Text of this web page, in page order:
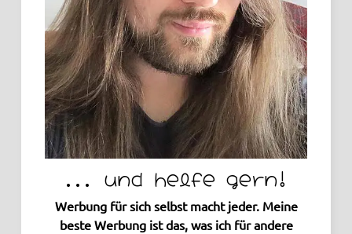
... und helfe gern!
Werbung für sich selbst macht jeder. Meine
beste Werbung ist das, was ich für andere